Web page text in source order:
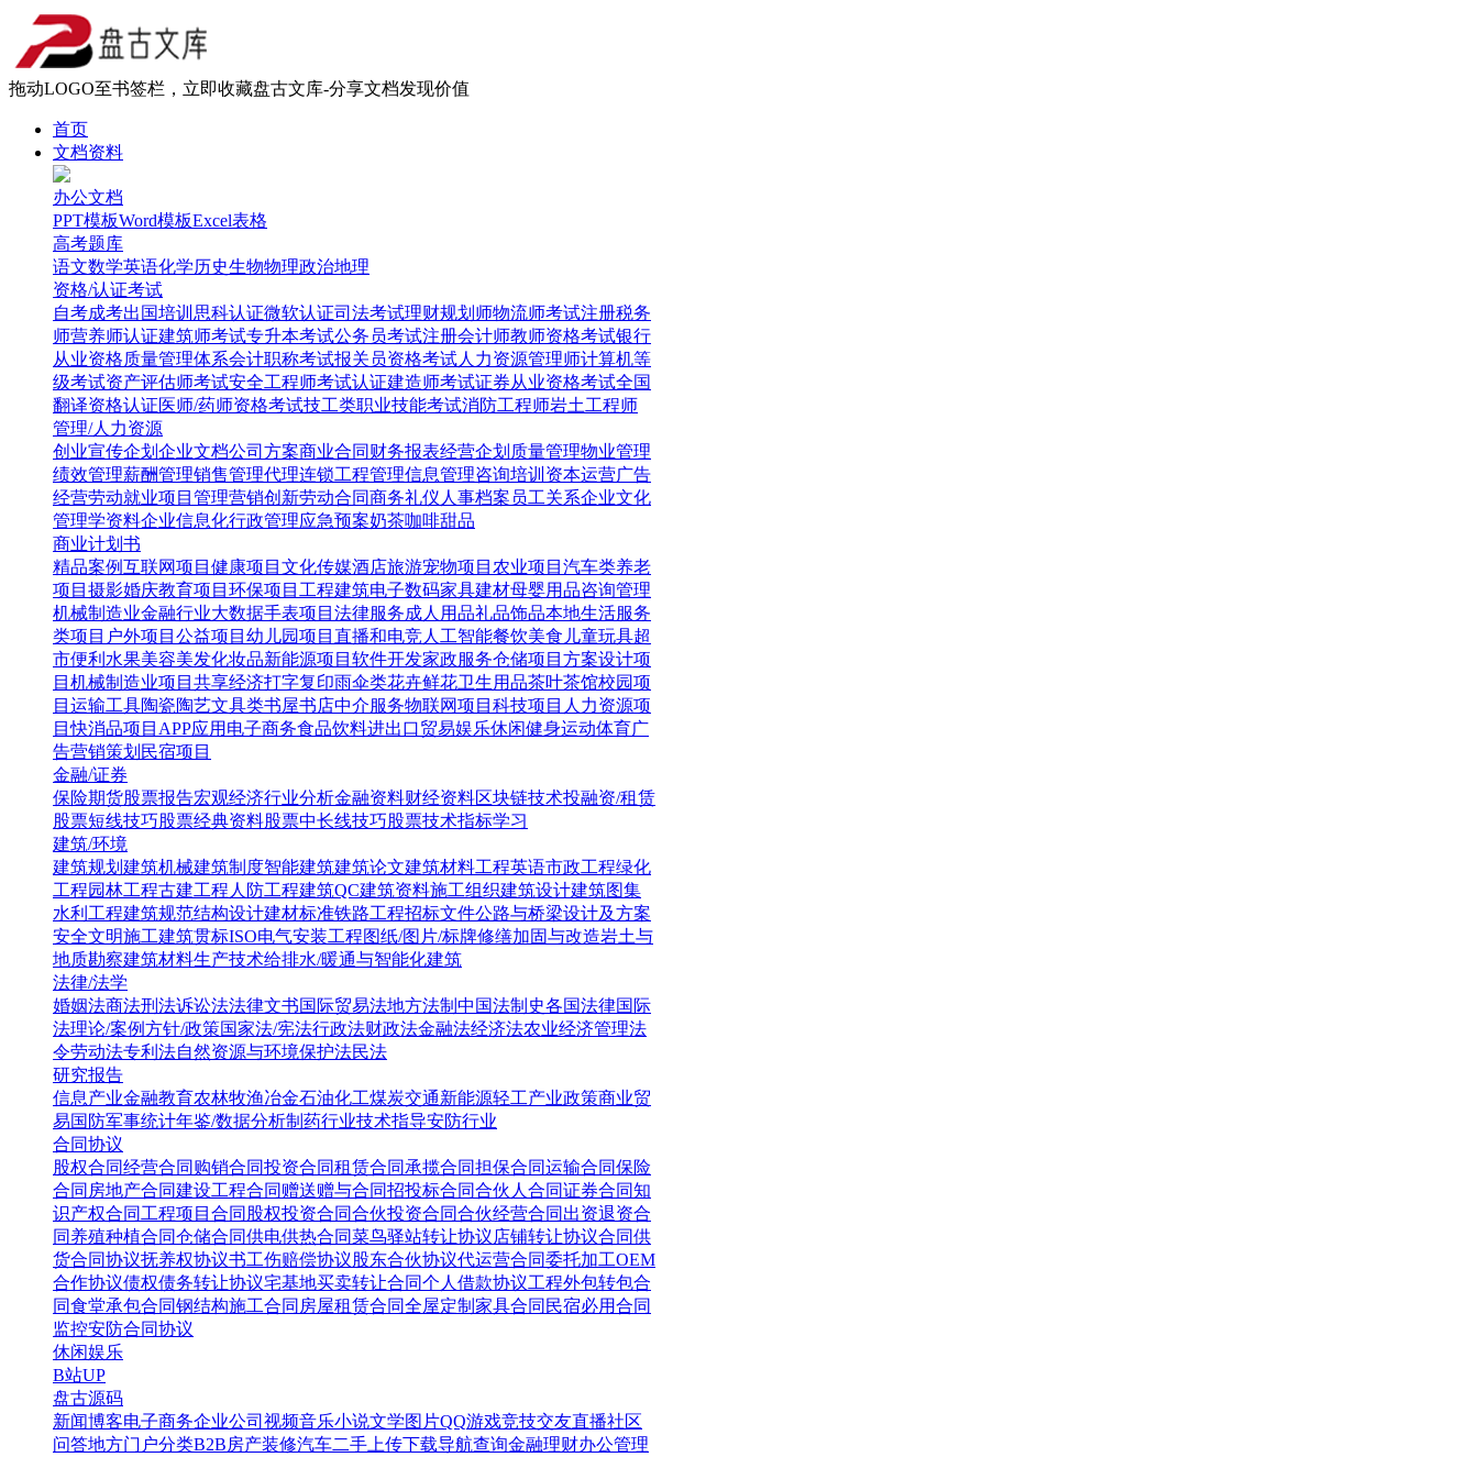
拖动LOGO至书签栏，立即收藏盘古文库-分享文档发现价值
首页
文档资料
办公文档
PPT模板Word模板Excel表格
高考题库
语文数学英语化学历史生物物理政治地理
资格/认证考试
自考成考出国培训 思科认证微软认证司法考试理财规划师物流师考试注册税务
师营养师认证建筑师考试专升本考试公务员考试注册会计师教师资格考试银行
从业资格质量管理体系会计职称考试报关员资格考试人力资源管理师计算机等
级考试资产评估师考试安全工程师考试认证建造师考试证券从业资格考试全国
翻译资格认证医师/药师资格考试技工类职业技能考试消防工程师岩土工程师
管理/人力资源
创业宣传企划 企业文档公司方案商业合同 财务报表经营企划 质量管理物业管理
绩效管理薪酬管理销售管理代理连锁工程管理信息管理咨询培训 资本运营广告
经营劳动就业项目管理营销创新劳动合同商务礼仪 人事档案 员工关系企业文化
管理学资料企业信息化行政管理应急预案奶茶咖啡甜品
商业计划书
精品案例互联网项目 健康项目 文化传媒酒店旅游宠物项目 农业项目 汽车类养老
项目 摄影婚庆教育项目 环保项目 工程建筑电子数码家具建材母婴用品咨询管理
机械制造业金融行业大数据手表项目 法律服务成人用品礼品饰品本地生活服务
类项目 户外项目 公益项目 幼儿园项目 直播和电竞人工智能餐饮美食 儿童玩具超
市便利水果美容美发化妆品新能源项目 软件开发家政服务仓储项目 方案设计项
目 机械制造业项目 共享经济打字复印雨伞类花卉鲜花卫生用品茶叶茶馆校园项
目 运输工具陶瓷陶艺文具类书屋书店中介服务物联网项目 科技项目 人力资源项
目快消品项目 APP应用 电子商务食品饮料进出口贸易娱乐休闲健身运动体育广
告营销策划 民宿项目
金融/证券
保险期货股票报告宏观经济行业分析金融资料财经资料区块链技术投融资/租赁
股票短线技巧股票经典资料股票中长线技巧股票技术指标学习
建筑/环境
建筑规划 建筑机械建筑制度智能建筑建筑论文建筑材料工程英语市政工程绿化
工程园林工程古建工程 人防工程建筑QC建筑资料施工组织建筑设计建筑图集
水利工程建筑规范结构设计建材标准铁路工程招标文件公路与桥梁设计及方案
安全文明施工建筑贯标ISO电气安装工程图纸/图片/标牌修缮加固与改造岩土与
地质勘察建筑材料生产技术给排水/暖通与智能化建筑
法律/法学
婚姻法商法刑法诉讼法法律文书国际贸易法地方法制 中国法制史各国法律国际
法理论/案例方针/政策国家法/宪法行政法财政法金融法经济法农业经济管理法
令劳动法专利法自然资源与环境保护法民法
研究报告
信息产业金融教育农林牧渔冶金石油化工煤炭交通新能源轻工产业政策商业贸
易国防军事统计年鉴/数据分析制药行业技术指导安防行业
合同协议
股权合同经营合同 购销合同投资合同租赁合同 承揽合同担保合同运输合同保险
合同 房地产合同建设工程合同 赠送赠与合同招投标合同合伙人合同证券合同知
识产权合同 工程项目合同 股权投资合同合伙投资合同合伙经营合同 出资退资合
同 养殖种植合同仓储合同供电供热合同菜鸟驿站转让协议店铺转让协议合同供
货合同协议抚养权协议书工伤赔偿协议股东合伙协议代运营合同委托加工OEM
合作协议债权债务转让协议宅基地买卖转让合同个人借款协议工程外包转包合
同食堂承包合同钢结构施工合同 房屋租赁合同全屋定制家具合同 民宿必用合同
监控安防合同协议
休闲娱乐
B站UP
盘古源码
新闻博客电子商务企业公司 视频音乐小说文学图片QQ游戏竞技交友直播社区
问答地方门户分类B2B房产装修汽车二手 上传下载导航查询金融理财办公管理